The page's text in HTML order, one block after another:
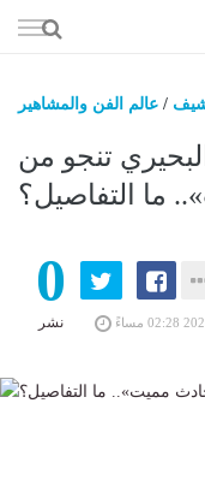
الى
/ عالم الفن والمشاهير
تنجو من
ما التفاصيل؟
0
نشر
اخبار
عالم